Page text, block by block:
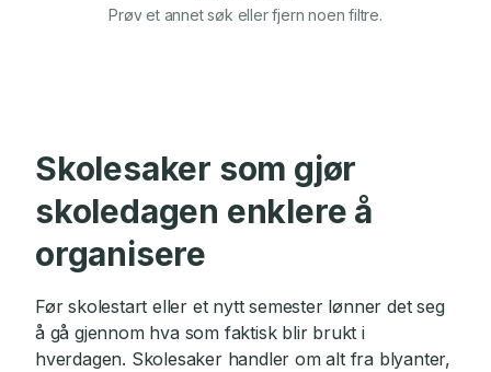
Prøv et annet søk eller fjern noen filtre.
Skolesaker som gjør
skoledagen enklere å
organisere
Før skolestart eller et nytt semester lønner det seg
å gå gjennom hva som faktisk blir brukt i
hverdagen. Skolesaker handler om alt fra blyanter,